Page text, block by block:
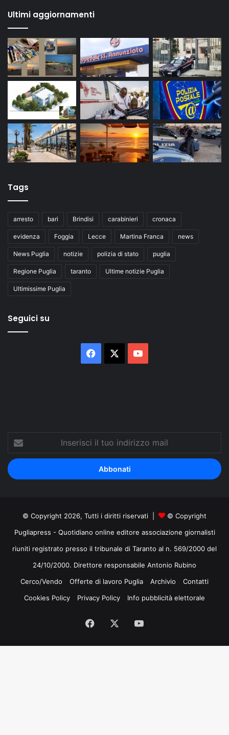
Ultimi aggiornamenti
Tags
arresto bari Brindisi carabinieri cronaca
evidenza Foggia Lecce Martina Franca news
News Puglia notizie polizia di stato puglia
Regione Puglia taranto Ultime notizie Puglia
Ultimissime Puglia
Seguici su
Facebook
tuo
indirizzo
mail
© Copyright 2026, Tutti i diritti riservati |
© Copyright
Pugliapress - Quotidiano online editore associazione giornalisti
riuniti registrato presso il tribunale di Taranto al n. 569/2000 del
24/10/2000. Direttore responsabile Antonio Rubino
Cerco/Vendo
Offerte di lavoro Puglia Archivio
Contatti
Cookies Policy
Privacy Policy Info pubblicità elettorale
Facebook
Tube